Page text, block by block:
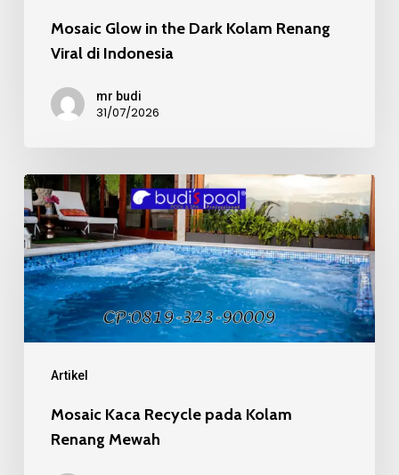
Mosaic Glow in the Dark Kolam Renang
Viral di Indonesia
mr budi
31/07/2026
Artikel
Mosaic
Kaca
Recycle
pada
Kolam
Renang
Mosaic Kaca Recycle pada Kolam
Renang Mewah